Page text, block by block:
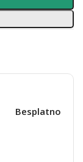
Besplatno